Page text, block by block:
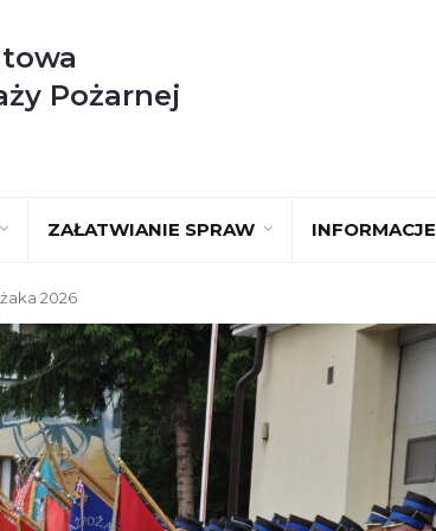
Pożarnej
ZAŁATWIANIE SPRAW INFORMACJE
2026